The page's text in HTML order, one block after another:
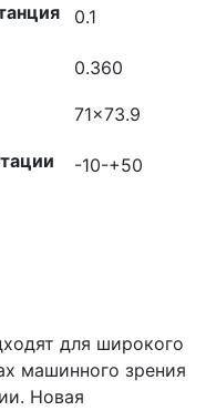
0.1
0.360
71×73.9
-10-+50
для широкого
машинного зрения
Новая